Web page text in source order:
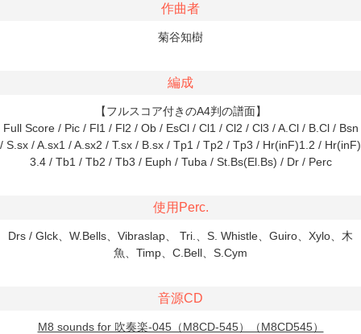
作曲者
菊谷知樹
編成
【フルスコア付きのA4判の譜面】
Full Score / Pic / Fl1 / Fl2 / Ob / EsCl / Cl1 / Cl2 / Cl3 / A.Cl / B.Cl / Bsn
/ S.sx / A.sx1 / A.sx2 / T.sx / B.sx / Tp1 / Tp2 / Tp3 / Hr(inF)1.2 / Hr(inF)
3.4 / Tb1 / Tb2 / Tb3 / Euph / Tuba / St.Bs(El.Bs) / Dr / Perc
使用Perc.
Drs / Glck、W.Bells、Vibraslap、 Tri.、S. Whistle、Guiro、Xylo、木
魚、Timp、C.Bell、S.Cym
音源CD
M8 sounds for 吹奏楽-045（M8CD-545）（M8CD545）